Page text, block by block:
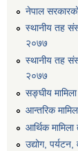
नेपाल
स्थानीय तह
२०७७
स्थानीय तह
२०७७
सङ्घीय
आन्तरिक
आर्थिक
उद्योग,